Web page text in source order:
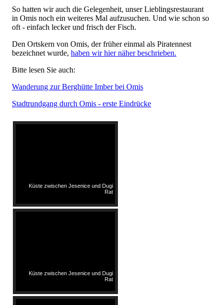
So hatten wir auch die Gelegenheit, unser Lieblingsrestaurant
in Omis noch ein weiteres Mal aufzusuchen. Und wie schon so
oft - einfach lecker und frisch der Fisch.
Den Ortskern von Omis, der früher einmal als Piratennest
bezeichnet wurde, haben wir hier näher beschrieben.
Bitte lesen Sie auch:
Wanderung zur Berghütte Imber bei Omis
Stadtrundgang durch Omis - erste Eindrücke
Küste zwischen Jesenice und Dugi
Rat
Küste zwischen Jesenice und Dugi
Rat